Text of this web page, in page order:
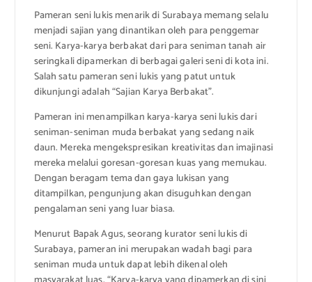
Pameran seni lukis menarik di Surabaya memang selalu
menjadi sajian yang dinantikan oleh para penggemar
seni. Karya-karya berbakat dari para seniman tanah air
seringkali dipamerkan di berbagai galeri seni di kota ini.
Salah satu pameran seni lukis yang patut untuk
dikunjungi adalah “Sajian Karya Berbakat”.
Pameran ini menampilkan karya-karya seni lukis dari
seniman-seniman muda berbakat yang sedang naik
daun. Mereka mengekspresikan kreativitas dan imajinasi
mereka melalui goresan-goresan kuas yang memukau.
Dengan beragam tema dan gaya lukisan yang
ditampilkan, pengunjung akan disuguhkan dengan
pengalaman seni yang luar biasa.
Menurut Bapak Agus, seorang kurator seni lukis di
Surabaya, pameran ini merupakan wadah bagi para
seniman muda untuk dapat lebih dikenal oleh